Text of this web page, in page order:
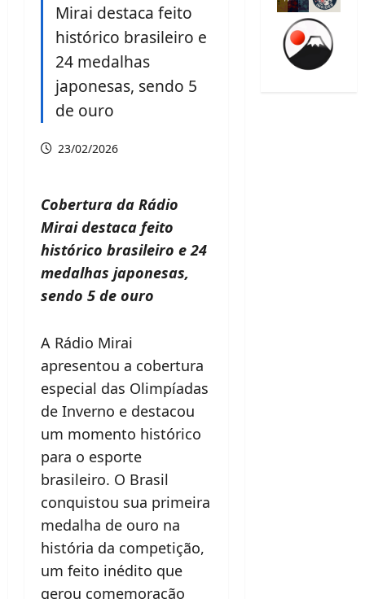
Mirai destaca feito
histórico brasileiro e
24 medalhas
japonesas, sendo 5
de ouro
23/02/2026
Cobertura da Rádio
Mirai destaca feito
histórico brasileiro e 24
medalhas japonesas,
sendo 5 de ouro
A Rádio Mirai
apresentou a cobertura
especial das Olimpíadas
de Inverno e destacou
um momento histórico
para o esporte
brasileiro. O Brasil
conquistou sua primeira
medalha de ouro na
história da competição,
um feito inédito que
gerou comemoração